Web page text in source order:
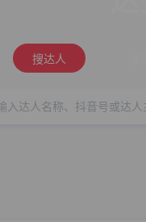
搜达人